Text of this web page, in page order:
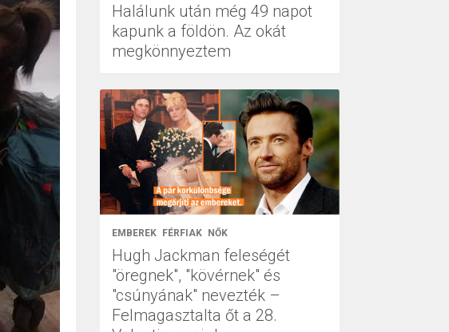
Halálunk után még 49 napot
kapunk a földön. Az okát
megkönnyeztem
EMBEREK FÉRFIAK NŐK
Hugh Jackman feleségét
"öregnek", "kövérnek" és
"csúnyának" nevezték –
Felmagasztalta őt a 28.